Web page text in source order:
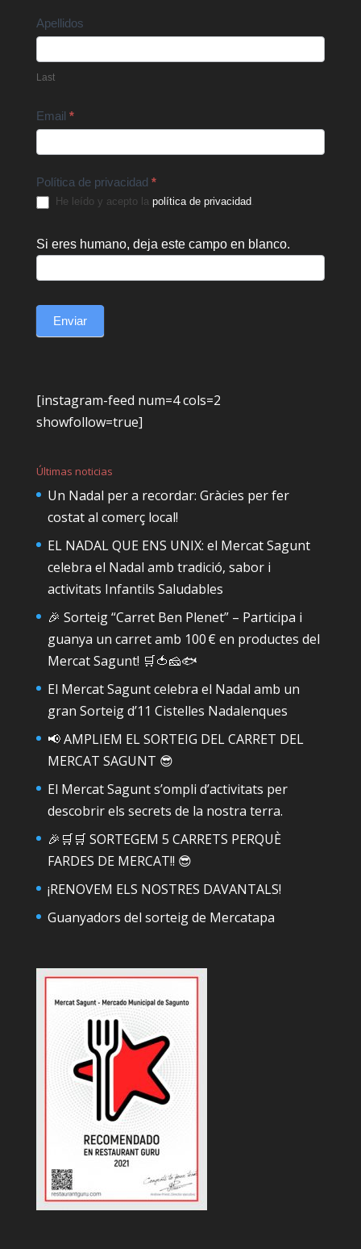
Apellidos
Last
Email *
Política de privacidad *
He leído y acepto la política de privacidad.
Si eres humano, deja este campo en blanco.
Enviar
[instagram-feed num=4 cols=2
showfollow=true]
Últimas noticias
Un Nadal per a recordar: Gràcies per fer
costat al comerç local!
EL NADAL QUE ENS UNIX: el Mercat Sagunt
celebra el Nadal amb tradició, sabor i
activitats Infantils Saludables
🎉 Sorteig “Carret Ben Plenet” – Participa i
guanya un carret amb 100 € en productes del
Mercat Sagunt! 🛒🍅🧀🐟
El Mercat Sagunt celebra el Nadal amb un
gran Sorteig d’11 Cistelles Nadalenques
📢 AMPLIEM EL SORTEIG DEL CARRET DEL
MERCAT SAGUNT 😎
El Mercat Sagunt s’ompli d’activitats per
descobrir els secrets de la nostra terra.
🎉🛒🛒 SORTEGEM 5 CARRETS PERQUÈ
FARDES DE MERCAT!! 😎
¡RENOVEM ELS NOSTRES DAVANTALS!
Guanyadors del sorteig de Mercatapa